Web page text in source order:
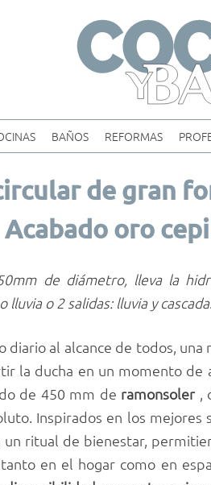
BAÑOS REFORMAS
de gran
Acabado oro
de diámetro, lleva la
lluvia o 2 salidas: lluvia y cascada.
diario al alcance de todos,
la ducha en un momento
de 450 mm de ramonsoler ,
Inspirados en los
un ritual de bienestar,
en el hogar como en